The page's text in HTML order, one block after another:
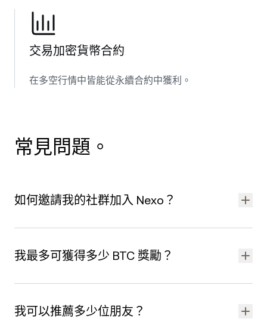
交易加密貨幣合約
在多空行情中皆能從永續合約中獲利。
常見問題。
如何邀請我的社群加入 Nexo？
您在建立 Nexo 帳戶並完成身分驗證後，即可開始邀請聯絡人。
我最多可獲得多少 BTC 獎勵？
您的 Bitcoin 獎勵金額取決於好友的 30 天平均投資組合餘額。
完整條款與細則請見 此處。
我可以推薦多少位朋友？